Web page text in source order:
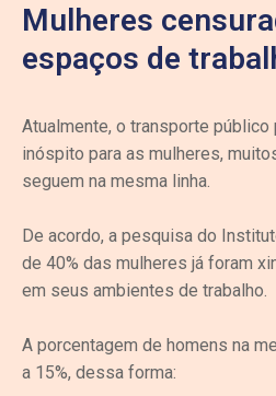
Mulheres
espaços de
Atualmente, o transporte
inóspito para as mulheres,
seguem na mesma linha.
De acordo, a pesquisa do
de 40% das mulheres já foram
em seus ambientes de trabalho.
A porcentagem de homens na
a 15%, dessa forma: